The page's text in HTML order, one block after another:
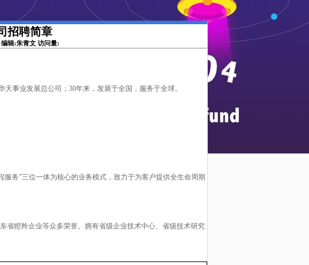
招聘简章
辑:朱青文 访问量:
天事业发展总公司；30年来，发展于全国，服务于全球。
务”三位一体为核心的业务模式，致力于为客户提供全生命周期
省瞪羚企业等众多荣誉。拥有省级企业技术中心、省级技术研究